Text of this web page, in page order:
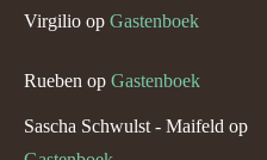
Virgilio op Gastenboek
Rueben op Gastenboek
Sascha Schwulst - Maifeld op